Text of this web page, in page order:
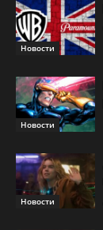
Новости
Новости
Новости